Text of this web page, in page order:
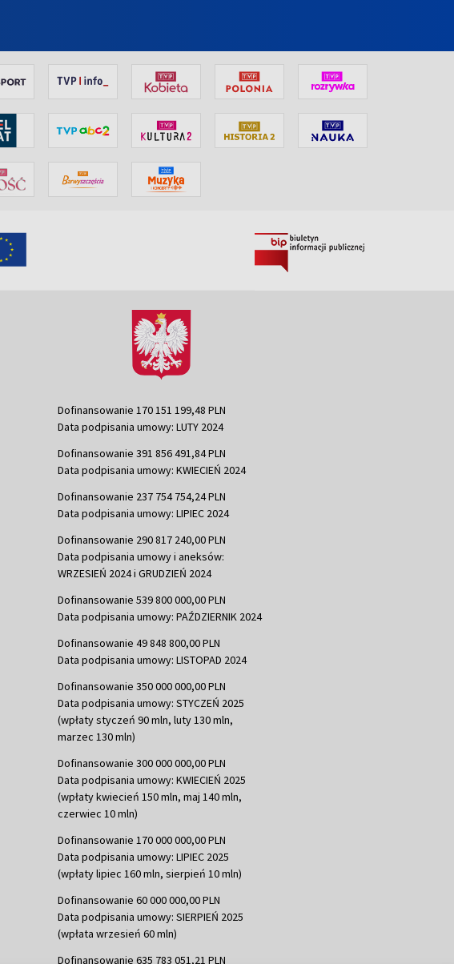
Dofinansowanie 170 151 199,48 PLN
Data podpisania umowy: LUTY 2024
Dofinansowanie 391 856 491,84 PLN
Data podpisania umowy: KWIECIEŃ 2024
Dofinansowanie 237 754 754,24 PLN
Data podpisania umowy: LIPIEC 2024
Dofinansowanie 290 817 240,00 PLN
Data podpisania umowy i aneksów:
WRZESIEŃ 2024 i GRUDZIEŃ 2024
Dofinansowanie 539 800 000,00 PLN
Data podpisania umowy: PAŹDZIERNIK 2024
Dofinansowanie 49 848 800,00 PLN
Data podpisania umowy: LISTOPAD 2024
Dofinansowanie 350 000 000,00 PLN
Data podpisania umowy: STYCZEŃ 2025
(wpłaty styczeń 90 mln, luty 130 mln,
marzec 130 mln)
Dofinansowanie 300 000 000,00 PLN
Data podpisania umowy: KWIECIEŃ 2025
(wpłaty kwiecień 150 mln, maj 140 mln,
czerwiec 10 mln)
Dofinansowanie 170 000 000,00 PLN
Data podpisania umowy: LIPIEC 2025
(wpłaty lipiec 160 mln, sierpień 10 mln)
Dofinansowanie 60 000 000,00 PLN
Data podpisania umowy: SIERPIEŃ 2025
(wpłata wrzesień 60 mln)
Dofinansowanie 635 783 051,21 PLN